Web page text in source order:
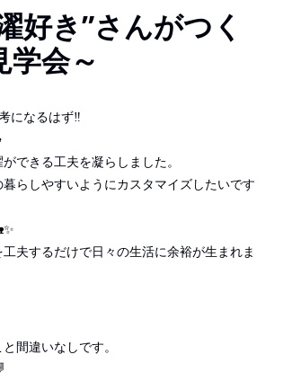
好き”さんがつく
会～
になるはず‼
できる工夫を凝らしました。
らしやすいようにカスタマイズしたいです
夫するだけで日々の生活に余裕が生まれま
間違いなしです。